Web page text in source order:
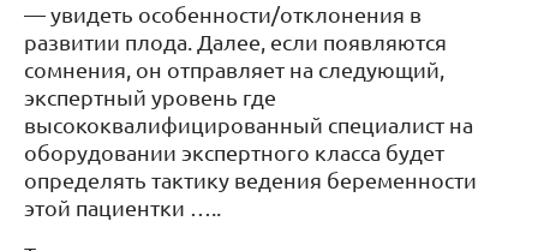
— увидеть особенности/отклонения в
развитии плода. Далее, если появляются
сомнения, он отправляет на следующий,
экспертный уровень где
высококвалифицированный специалист на
оборудовании экспертного класса будет
определять тактику ведения беременности
этой пациентки …..